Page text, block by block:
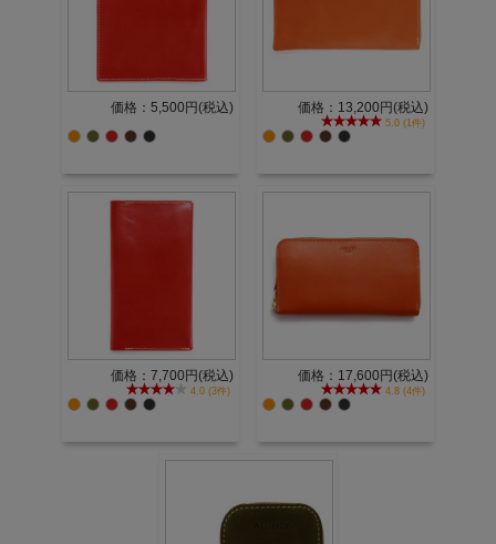
価格：5,500円(税込) 価格：13,200円(税込)
5.0 (1件)
価格：7,700円(税込)
4.0 (3件)
価格：17,600円(税込)
4.8 (4件)